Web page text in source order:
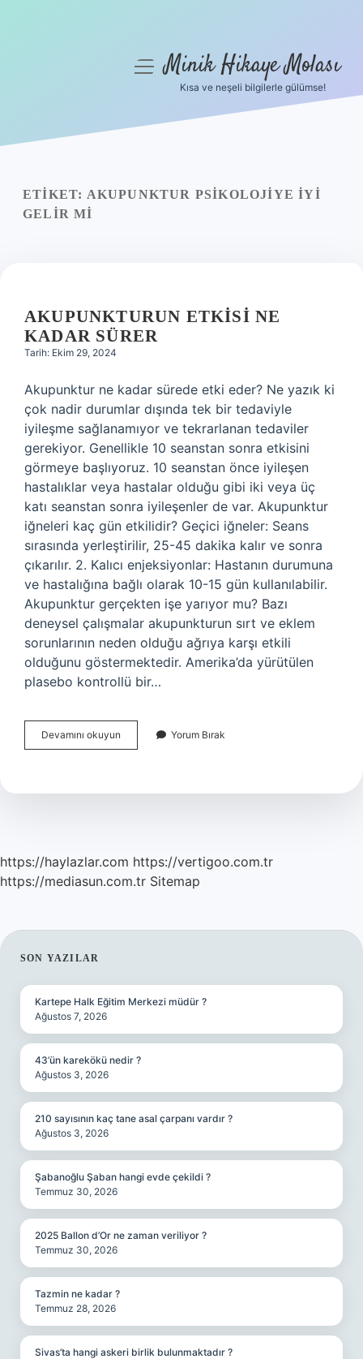
Yasal Uyarı
menüyüMinik Hikaye Molası
Kısa ve neşeli bilgilerle gülümse!
ETIKET: AKUPUNKTUR PSIKOLOJIYE IYI
GELIR MI
AKUPUNKTURUN ETKISI NE
KADAR SÜRER
Tarih: Ekim 29, 2024
Akupunktur ne kadar sürede etki eder? Ne yazık ki
çok nadir durumlar dışında tek bir tedaviyle
iyileşme sağlanamıyor ve tekrarlanan tedaviler
gerekiyor. Genellikle 10 seanstan sonra etkisini
görmeye başlıyoruz. 10 seanstan önce iyileşen
hastalıklar veya hastalar olduğu gibi iki veya üç
katı seanstan sonra iyileşenler de var. Akupunktur
iğneleri kaç gün etkilidir? Geçici iğneler: Seans
sırasında yerleştirilir, 25-45 dakika kalır ve sonra
çıkarılır. 2. Kalıcı enjeksiyonlar: Hastanın durumuna
ve hastalığına bağlı olarak 10-15 gün kullanılabilir.
Akupunktur gerçekten işe yarıyor mu? Bazı
deneysel çalışmalar akupunkturun sırt ve eklem
sorunlarının neden olduğu ağrıya karşı etkili
olduğunu göstermektedir. Amerika’da yürütülen
plasebo kontrollü bir…
Devamını okuyun Akupunkturun
Etkisi
Sürer
Yorum Bırak
https://haylazlar.com https://vertigoo.com.tr
https://mediasun.com.tr Sitemap
SIDEBAR
SON YAZILAR
Kartepe Halk Eğitim Merkezi müdür ?
Ağustos 7, 2026
43’ün karekökü nedir ?
Ağustos 3, 2026
210 sayısının kaç tane asal çarpanı vardır ?
Ağustos 3, 2026
Şabanoğlu Şaban hangi evde çekildi ?
Temmuz 30, 2026
2025 Ballon d’Or ne zaman veriliyor ?
Temmuz 30, 2026
Tazmin ne kadar ?
Temmuz 28, 2026
Sivas’ta hangi askeri birlik bulunmaktadır ?